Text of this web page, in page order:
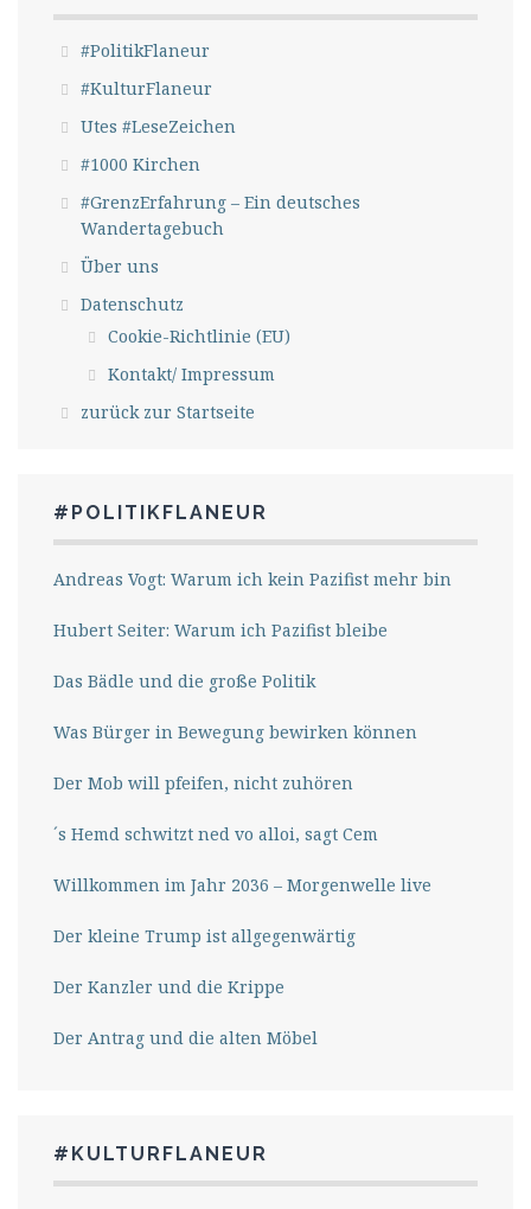
#PolitikFlaneur
#KulturFlaneur
Utes #LeseZeichen
#1000 Kirchen
#GrenzErfahrung – Ein deutsches
Wandertagebuch
Über uns
Datenschutz
Cookie-Richtlinie (EU)
Kontakt/ Impressum
zurück zur Startseite
#POLITIKFLANEUR
Andreas Vogt: Warum ich kein Pazifist mehr bin
Hubert Seiter: Warum ich Pazifist bleibe
Das Bädle und die große Politik
Was Bürger in Bewegung bewirken können
Der Mob will pfeifen, nicht zuhören
´s Hemd schwitzt ned vo alloi, sagt Cem
Willkommen im Jahr 2036 – Morgenwelle live
Der kleine Trump ist allgegenwärtig
Der Kanzler und die Krippe
Der Antrag und die alten Möbel
#KULTURFLANEUR